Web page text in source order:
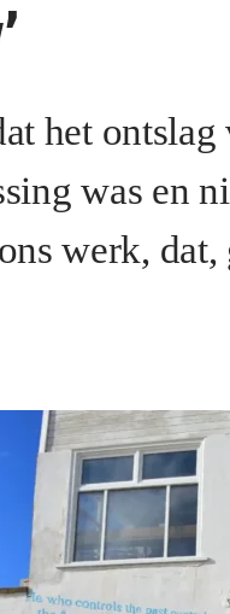
het
was en
werk,